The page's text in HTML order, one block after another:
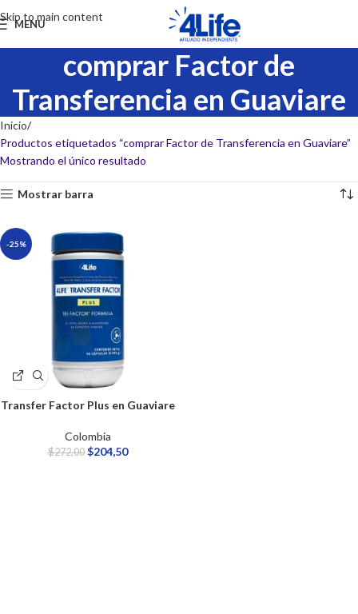
Skip to main content
MENU
comprar Factor de
Transferencia en Guaviare
Inicio
Productos etiquetados “comprar Factor de Transferencia en Guaviare”
Mostrando el único resultado
Mostrar barra
-25%
Transfer Factor Plus en Guaviare
Colombia
$272,00 $204,50